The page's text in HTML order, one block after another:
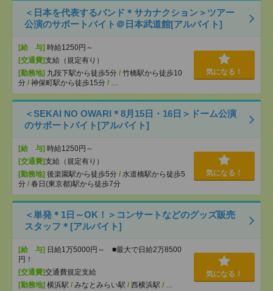
＜日本を代表するバンド＊サカナクション＞ツアー
公演のサポートバイト＠日本武道館[アルバイト]
[給 与] 時給1250円～
[交通費]支給（規定有り）
[勤務地] 九段下駅から徒歩5分 / 竹橋駅から徒歩10
分 / 神保町駅から徒歩15分 / …
気になる！
＜SEKAI NO OWARI＊8月15日・16日＞ドーム公演
のサポートバイト[アルバイト]
[給 与] 時給1250円～
[交通費]支給（規定有り）
[勤務地] 後楽園駅から徒歩5分 / 水道橋駅から徒歩5
分 / 春日(東京都)駅から徒歩7分
気になる！
＜単発＊1日～OK！＞コンサートなどのグッズ販売
スタッフ＊[アルバイト]
[給 与] 日給1万5000円～ ■最大で日給2万8500
円！
[交通費]交通費規定支給
[勤務地] 横浜駅 / みなとみらい駅 / 西横浜駅 / …
気になる！